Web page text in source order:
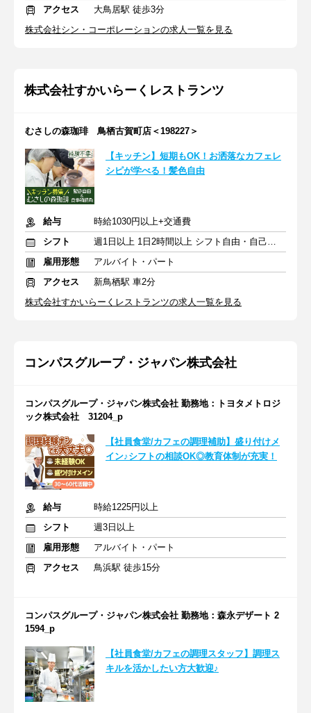
アクセス
大鳥居駅 徒歩3分
株式会社シン・コーポレーションの求人一覧を見る
株式会社すかいらーくレストランツ
むさしの森珈琲 鳥栖古賀町店＜198227＞
【キッチン】短期もOK！お洒落なカフェレ
シピが学べる！髪色自由
給与
時給1030円以上+交通費
シフト
週1日以上 1日2時間以上 シフト自由・自己申告
雇用形態
アルバイト・パート
アクセス
新鳥栖駅 車2分
株式会社すかいらーくレストランツの求人一覧を見る
コンパスグループ・ジャパン株式会社
コンパスグループ・ジャパン株式会社 勤務地：トヨタメトロジ
ック株式会社 31204_p
【社員食堂/カフェの調理補助】盛り付けメ
イン♪シフトの相談OK◎教育体制が充実！
給与
時給1225円以上
シフト
週3日以上
雇用形態
アルバイト・パート
アクセス
鳥浜駅 徒歩15分
コンパスグループ・ジャパン株式会社 勤務地：森永デザート 2
1594_p
【社員食堂/カフェの調理スタッフ】調理ス
キルを活かしたい方大歓迎♪